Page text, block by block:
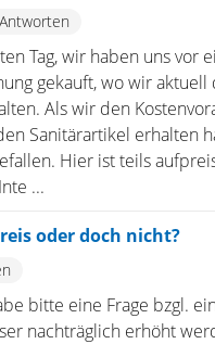
Tag, wir haben uns vor
gekauft, wo wir aktuell
Als wir den
Sanitärartikel erhalten
Hier ist teils
...
oder doch nicht?
bitte eine Frage bzgl.
nachträglich erhöht